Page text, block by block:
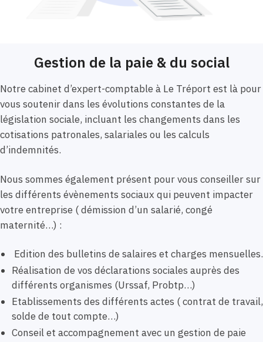
Gestion de la paie & du social
Notre cabinet d’expert-comptable à Le Tréport est là pour
vous soutenir dans les évolutions constantes de la
législation sociale, incluant les changements dans les
cotisations patronales, salariales ou les calculs
d’indemnités.
Nous sommes également présent pour vous conseiller sur
les différents évènements sociaux qui peuvent impacter
votre entreprise ( démission d’un salarié, congé
maternité…) :
Edition des bulletins de salaires et charges mensuelles.
Réalisation de vos déclarations sociales auprès des
différents organismes (Urssaf, Probtp…)
Etablissements des différents actes ( contrat de travail,
solde de tout compte…)
Conseil et accompagnement avec un gestion de paie